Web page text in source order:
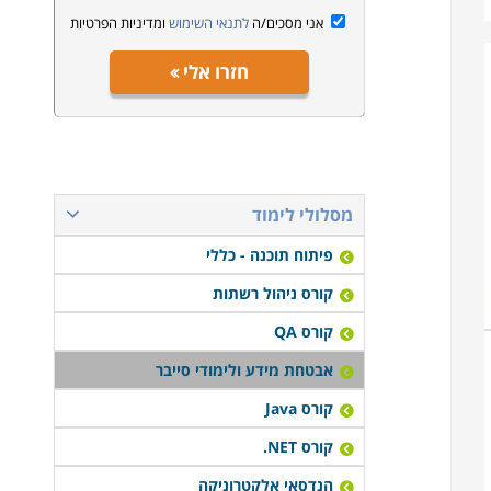
אני מסכים/הלתנאי השימוש ומדיניות הפרטיות
חזרו אלי
מסלולי לימוד
פיתוח תוכנה - כללי
קורס ניהול רשתות
קורס QA
אבטחת מידע ולימודי סייבר
קורס Java
קורס NET.
הנדסאי אלקטרוניקה